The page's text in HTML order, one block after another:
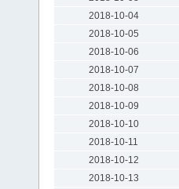
2018-10-04
2018-10-05
2018-10-06
2018-10-07
2018-10-08
2018-10-09
2018-10-10
2018-10-11
2018-10-12
2018-10-13